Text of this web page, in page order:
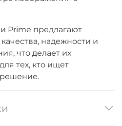
Prime предлагают
надежности и
что делает их
тех, кто ищет